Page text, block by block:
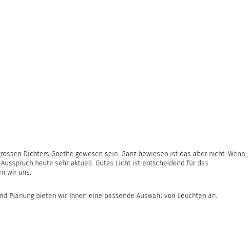
Dichters Goethe gewesen sein. Ganz bewiesen ist das aber nicht. Wenn
heute sehr aktuell. Gutes Licht ist entscheidend für das
wir uns.
Planung bieten wir Ihnen eine passende Auswahl von Leuchten an.